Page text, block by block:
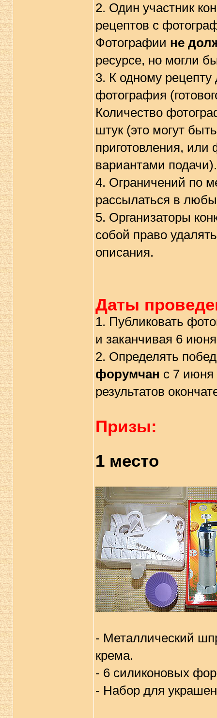
2. Один участник
рецептов с
Фотографии не
ресурсе, но могли
3. К одному
фотография
Количество
штук (это могут
приготовления, или
вариантами подачи).
4. Ограничений по
рассылаться в
5. Организаторы
собой право
описания.
Даты
1. Публиковать
и заканчивая 6
2. Определять
форумчан с 7 июня
результатов
Призы:
1 место
- Металлический
крема.
- 6 силиконовых
- Набор для